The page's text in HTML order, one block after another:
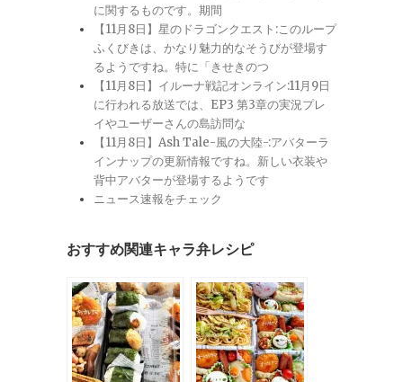
に関するものです。期間
【11月8日】星のドラゴンクエスト:このループ
ふくびきは、かなり魅力的なそうびが登場す
るようですね。特に「きせきのつ
【11月8日】イルーナ戦記オンライン:11月9日
に行われる放送では、EP3 第3章の実況プレ
イやユーザーさんの島訪問な
【11月8日】Ash Tale-風の大陸-:アバターラ
インナップの更新情報ですね。新しい衣装や
背中アバターが登場するようです
ニュース速報をチェック
おすすめ関連キャラ弁レシピ